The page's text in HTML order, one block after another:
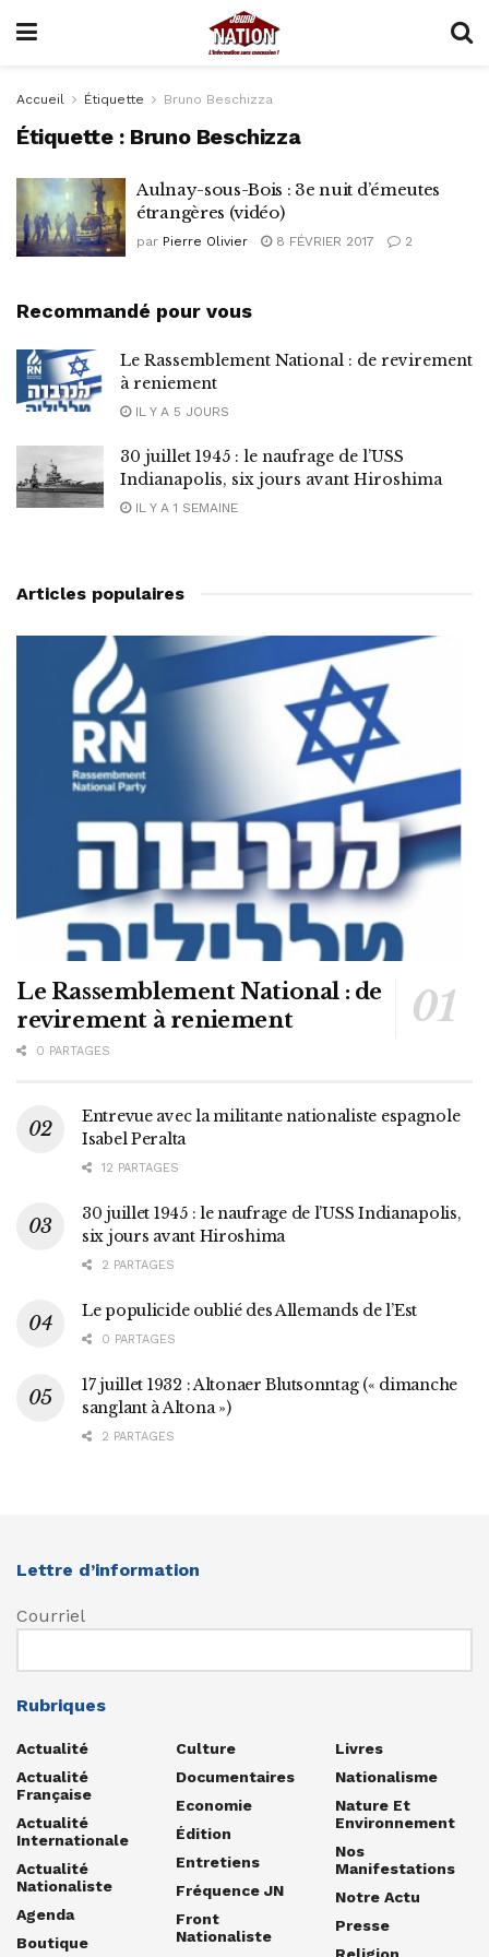
Accueil Étiquette Bruno Beschizza
Étiquette : Bruno Beschizza
Aulnay-sous-Bois : 3e nuit d’émeutes
étrangères (vidéo)
par Pierre Olivier 8 FÉVRIER 2017 2
Recommandé pour vous
Le Rassemblement National : de revirement
à reniement
IL Y A 5 JOURS
30 juillet 1945 : le naufrage de l’USS
Indianapolis, six jours avant Hiroshima
IL Y A 1 SEMAINE
Articles populaires
Le Rassemblement National : de
revirement à reniement
0 PARTAGES
Entrevue avec la militante nationaliste espagnole
Isabel Peralta
12 PARTAGES
30 juillet 1945 : le naufrage de l’USS Indianapolis,
six jours avant Hiroshima
2 PARTAGES
Le populicide oublié des Allemands de l’Est
0 PARTAGES
17 juillet 1932 : Altonaer Blutsonntag (« dimanche
sanglant à Altona »)
2 PARTAGES
Lettre d’information
Courriel
Rubriques
Actualité
Actualité
Française
Actualité
Internationale
Actualité
Nationaliste
Agenda
Boutique
Culture
Documentaires
Economie
Édition
Entretiens
Fréquence JN
Front
Nationaliste
Livres
Nationalisme
Nature Et
Environnement
Nos
Manifestations
Notre Actu
Presse